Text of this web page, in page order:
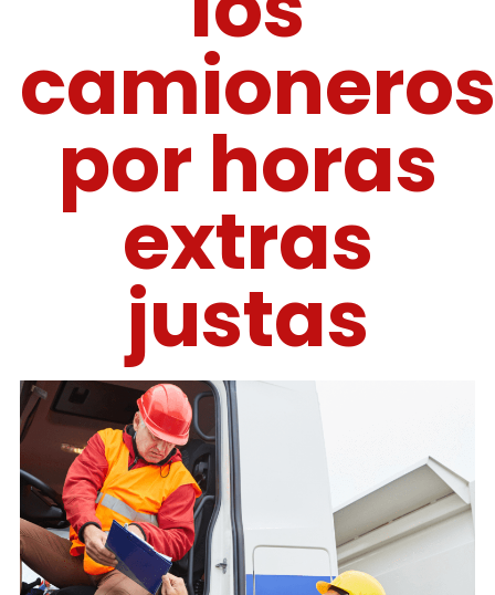
camioneros
por horas
extras
justas